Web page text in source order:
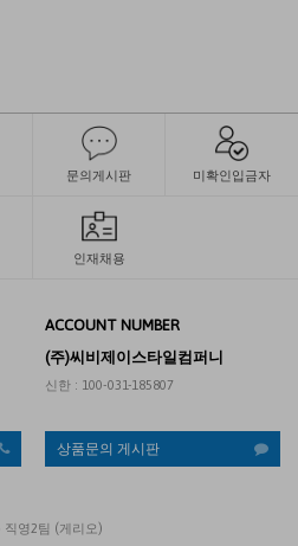
문의게시판 미확인입금자
인재채용
ACCOUNT NUMBER
(주)씨비제이스타일컴퍼니
신한 : 100-031-185807
상품문의 게시판
직영2팀 (게리오)